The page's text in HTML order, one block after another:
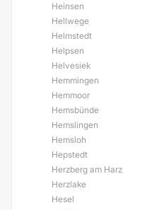
Heinsen
Hellwege
Helmstedt
Helpsen
Helvesiek
Hemmingen
Hemmoor
Hemsbünde
Hemslingen
Hemsloh
Hepstedt
Herzberg am Harz
Herzlake
Hesel